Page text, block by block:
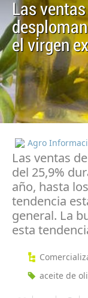
Las
el virgen
Agro
Las ventas
del 25,9%
año, hasta
tendencia
general. La
esta
aceite de